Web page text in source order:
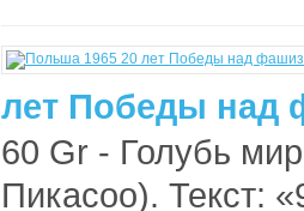
лет Победы над
60 Gr - Голубь
Пикасоо). Текст: